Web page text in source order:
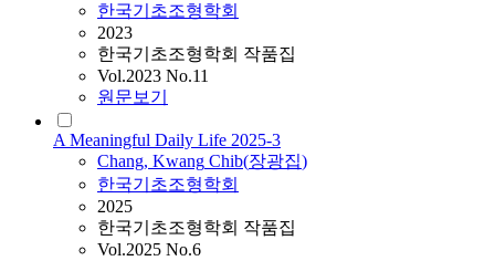
한국기초조형학회
2023
한국기초조형학회 작품집
Vol.2023 No.11
원문보기
A Meaningful Daily Life 2025-3
Chang, Kwang Chib(장광집)
한국기초조형학회
2025
한국기초조형학회 작품집
Vol.2025 No.6